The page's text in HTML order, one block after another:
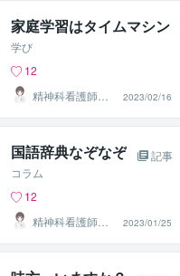
家庭学習はタイムマシン
学び
12
精神科看護師き
なこ♡
2023/02/16
国語辞典なぞなぞ
記事
コラム
12
精神科看護師き
なこ♡
2023/01/25